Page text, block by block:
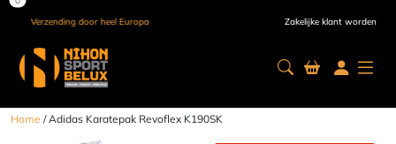
Verzending door heel Europa Zakelijke klant worden
Home / Adidas Karatepak Revoflex K190SK